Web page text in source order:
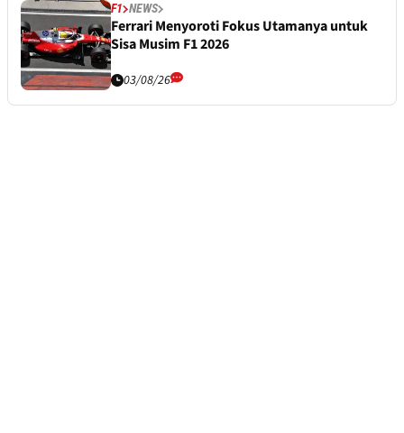
F1 NEWS
Ferrari Menyoroti Fokus Utamanya untuk
Sisa Musim F1 2026
03/08/26